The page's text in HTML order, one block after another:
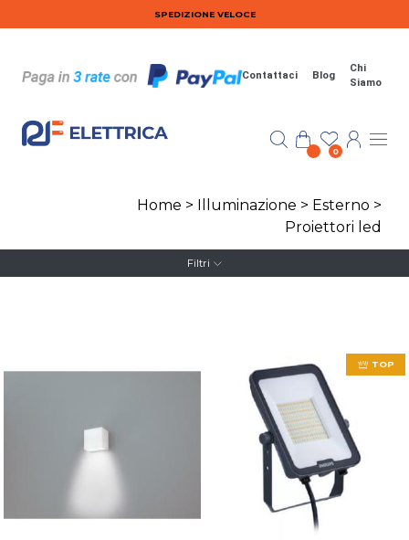
Salta al contenuto principaleSPEDIZIONE VELOCE
Contattaci Blog
Chi
Siamo
0
Home > Illuminazione > Esterno >
Proiettori led
Filtri
TOP